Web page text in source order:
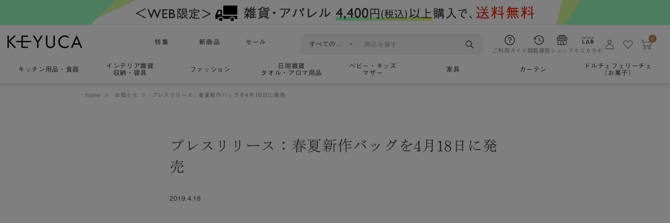
特集 新商品 セール
ご利用ガイド 閲覧履歴 ショップケユカラボ
0
キッチン用品 ・ 食器
インテリア雑貨
収納・寝具
ファッション
日用雑貨
タオル・アロマ用品
ベビー・キッズ
マザー
家具 カーテン
ドルチェフェリーチェ
（お菓子）
home > お知らせ > プレスリリース：春夏新作バッグを4月18日に発売
プレスリリース：春夏新作バッグを4月18日に発
売
2019.4.18